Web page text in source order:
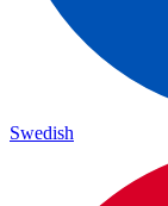
Swedish